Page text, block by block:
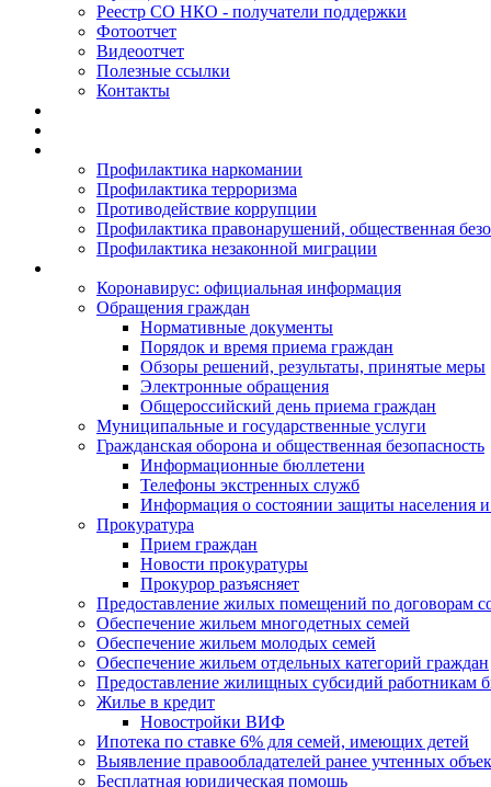
Реестр СО НКО - получатели поддержки
Фотоотчет
Видеоотчет
Полезные ссылки
Контакты
Профилактика наркомании
Профилактика терроризма
Противодействие коррупции
Профилактика правонарушений, общественная
Профилактика незаконной миграции
Коронавирус: официальная информация
Обращения граждан
Нормативные документы
Порядок и время приема граждан
Обзоры решений, результаты, принятые меры
Электронные обращения
Общероссийский день приема граждан
Муниципальные и государственные услуги
Гражданская оборона и общественная безопасность
Информационные бюллетени
Телефоны экстренных служб
Информация о состоянии защиты населения
Прокуратура
Прием граждан
Новости прокуратуры
Прокурор разъясняет
Предоставление жилых помещений по договорам
Обеспечение жильем многодетных семей
Обеспечение жильем молодых семей
Обеспечение жильем отдельных категорий граждан
Предоставление жилищных субсидий работникам
Жилье в кредит
Новостройки ВИФ
Ипотека по ставке 6% для семей, имеющих детей
Выявление правообладателей ранее учтенных
Бесплатная юридическая помощь